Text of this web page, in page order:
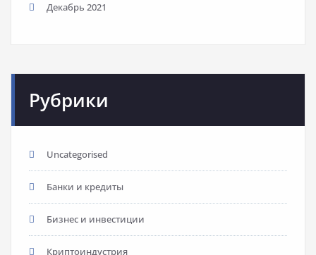
Декабрь 2021
Рубрики
Uncategorised
Банки и кредиты
Бизнес и инвестиции
Криптоиндустрия